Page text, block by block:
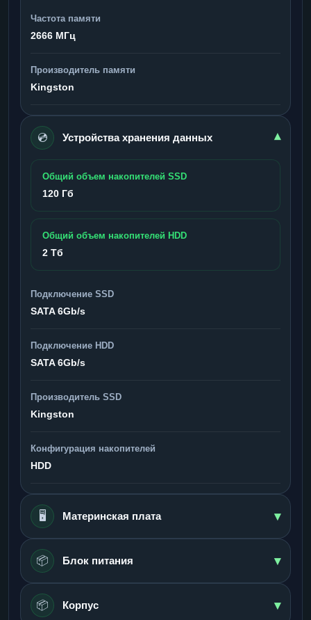
Частота памяти
2666 МГц
Производитель памяти
Kingston
💿 Устройства хранения данных ▾
Общий объем накопителей SSD
120 Гб
Общий объем накопителей HDD
2 Тб
Подключение SSD
SATA 6Gb/s
Подключение HDD
SATA 6Gb/s
Производитель SSD
Kingston
Конфигурация накопителей
HDD
🖥️ Материнская плата ▾
📦 Блок питания ▾
📦 Корпус ▾